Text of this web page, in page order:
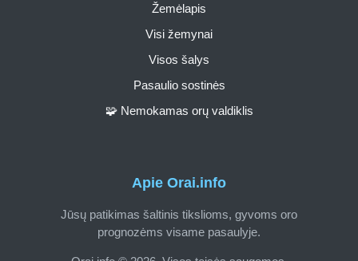
Apie Orai.info
Jūsų patikimas šaltinis tikslioms, gyvoms oro
prognozėms visame pasaulyje.
Žemėlapis
Visi žemynai
Visos šalys
Pasaulio sostinės
🧩 Nemokamas orų valdiklis